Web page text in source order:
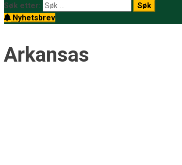
Søk etter:
Nyhetsbrev
Arkansas